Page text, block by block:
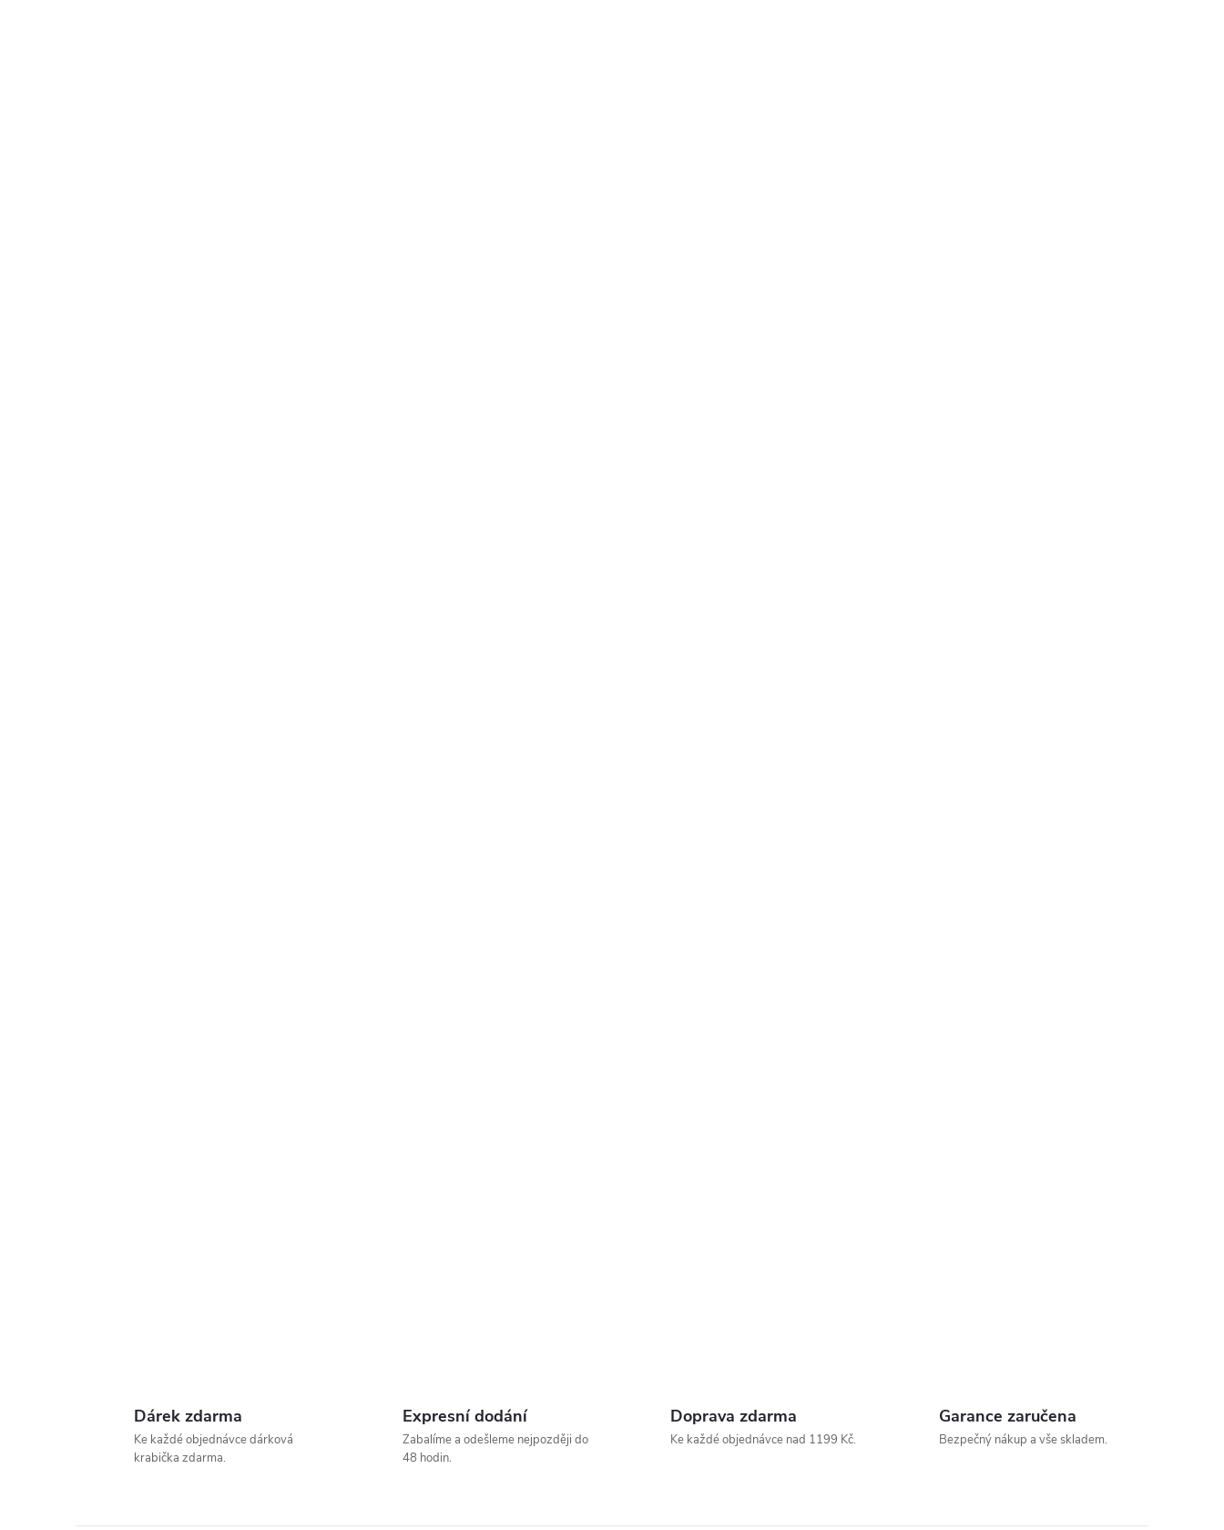
Dárek zdarma
Ke každé objednávce dárková
krabička zdarma.
Expresní dodání
Zabalíme a odešleme nejpozději do
48 hodin.
Doprava zdarma
Ke každé objednávce nad 1199 Kč.
Garance zaručena
Bezpečný nákup a vše skladem.